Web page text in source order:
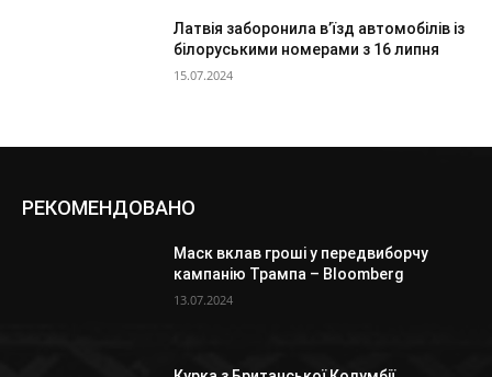
Латвія заборонила в’їзд автомобілів із
білоруськими номерами з 16 липня
15.07.2024
РЕКОМЕНДОВАНО
Маск вклав гроші у передвиборчу
кампанію Трампа – Bloomberg
13.07.2024